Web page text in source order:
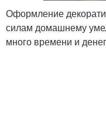
Оформление
силам домашнему
много времени и